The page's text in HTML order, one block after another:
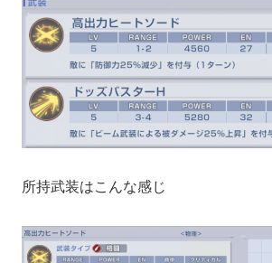
所持武装はこんな感じ